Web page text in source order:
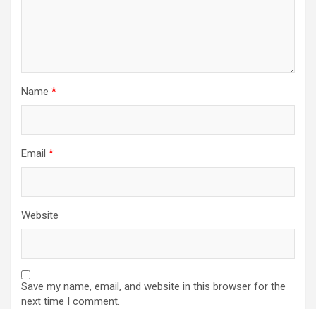
Name *
Email *
Website
Save my name, email, and website in this browser for the
next time I comment.